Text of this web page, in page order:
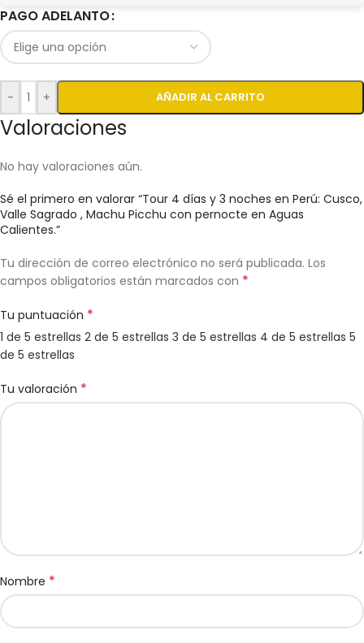
PAGO ADELANTO
- + AÑADIR AL CARRITO
Valoraciones
No hay valoraciones aún.
Sé el primero en valorar “Tour 4 días y 3 noches en Perú: Cusco,
Valle Sagrado , Machu Picchu con pernocte en Aguas
Calientes.”
Tu dirección de correo electrónico no será publicada. Los
campos obligatorios están marcados con *
Tu puntuación *
1 de 5 estrellas 2 de 5 estrellas 3 de 5 estrellas 4 de 5 estrellas 5
de 5 estrellas
Tu valoración *
Nombre *